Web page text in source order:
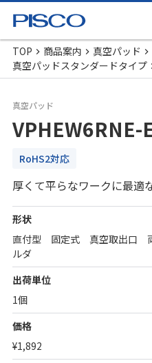
TOP 商品案内
真空パッド
真空パッドスタンダードタイプ
真空パッド
VPHEW6RNE-
RoHS2対応
厚くて平らなワークに最適
形状
直付型 固定式 真空取出口
ルダ
出荷単位
1個
価格
¥1,892